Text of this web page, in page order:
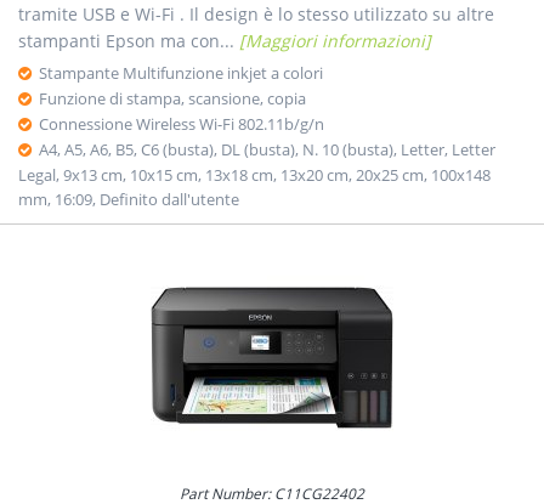
tramite USB e Wi-Fi . Il design è lo stesso utilizzato su altre
stampanti Epson ma con... [Maggiori informazioni]
Stampante Multifunzione inkjet a colori
Funzione di stampa, scansione, copia
Connessione Wireless Wi-Fi 802.11b/g/n
A4, A5, A6, B5, C6 (busta), DL (busta), N. 10 (busta), Letter, Letter
Legal, 9x13 cm, 10x15 cm, 13x18 cm, 13x20 cm, 20x25 cm, 100x148
mm, 16:09, Definito dall'utente
Part Number: C11CG22402